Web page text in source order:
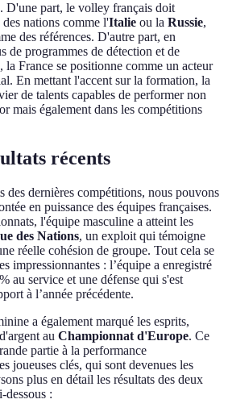
D'une part, le volley français doit
nations comme l'Italie ou la Russie,
des références. D'autre part, en
de programmes de détection et de
France se positionne comme un acteur
En mettant l'accent sur la formation, la
de talents capables de performer non
mais également dans les compétitions
récents
des dernières compétitions, nous pouvons
en puissance des équipes françaises.
l'équipe masculine a atteint les
des Nations, un exploit qui témoigne
réelle cohésion de groupe. Tout cela se
impressionnantes : l’équipe a enregistré
au service et une défense qui s'est
à l’année précédente.
a également marqué les esprits,
au Championnat d'Europe. Ce
partie à la performance
joueuses clés, qui sont devenues les
plus en détail les résultats des deux
dessous :